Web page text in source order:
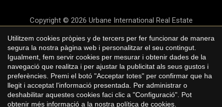
Copyright © 2026 Urbane International Real Estate
Avís legal
Política de privacitat
Polí­tica de cookies
byiEstrategic
Utilitzem cookies pròpies y de tercers per fer funcionar de manera
segura la nostra pàgina web i personalitzar el seu contingut.
Igualment, fem servir cookies per mesurar i obtenir dades de la
navegació que realitza i per ajustar la publicitat als seus gustos i
preferències. Premi el botó "Acceptar totes" per confirmar que ha
llegit i acceptat l'informació presentada. Per administrar o
deshabilitar aquestes cookies faci clic a "Configuració". Pot
obtenir més informació a la nostra política de cookies